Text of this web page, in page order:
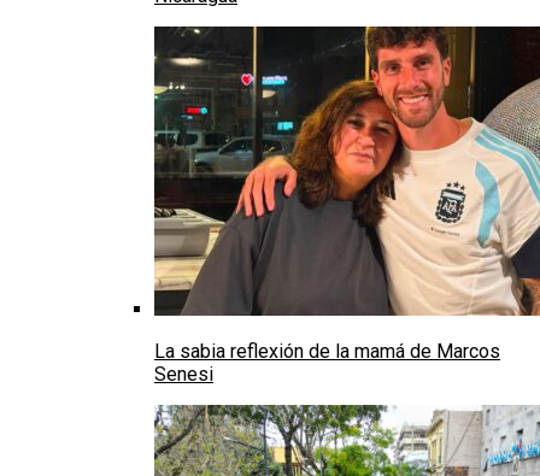
La sabia reflexión de la mamá de Marcos
Senesi